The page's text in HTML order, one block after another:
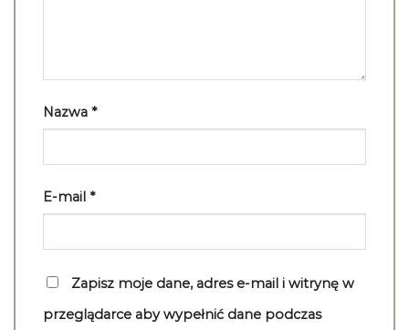
Nazwa *
E-mail *
Zapisz moje dane, adres e-mail i witrynę w
przeglądarce aby wypełnić dane podczas